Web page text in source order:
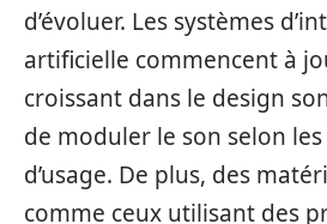
d’évoluer. Les systèmes
artificielle commencent à
croissant dans le design
de moduler le son selon
d’usage. De plus, des
comme ceux utilisant des